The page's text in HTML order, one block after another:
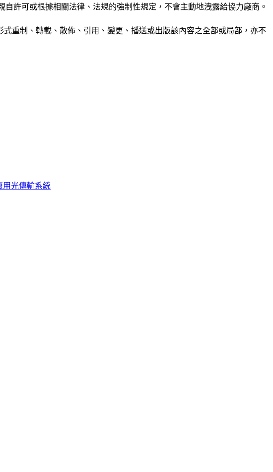
許可或根據相關法律、法規的強制性規定，不會主動地洩露給協力廠商。
重制、轉載、散佈、引用、變更、播送或出版該內容之全部或局部，亦不
用光傳輸系統